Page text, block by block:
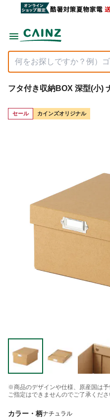
フタ付き収納BOX 深型(小)
セール カインズオリジナル
※商品のデザインや仕様、原産国は予
ご指定はできませんのでご了承くださ
カラー・柄ナチュラル